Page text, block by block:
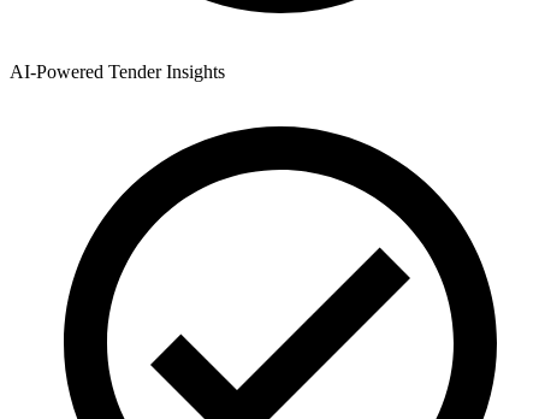
AI-Powered Tender Insights